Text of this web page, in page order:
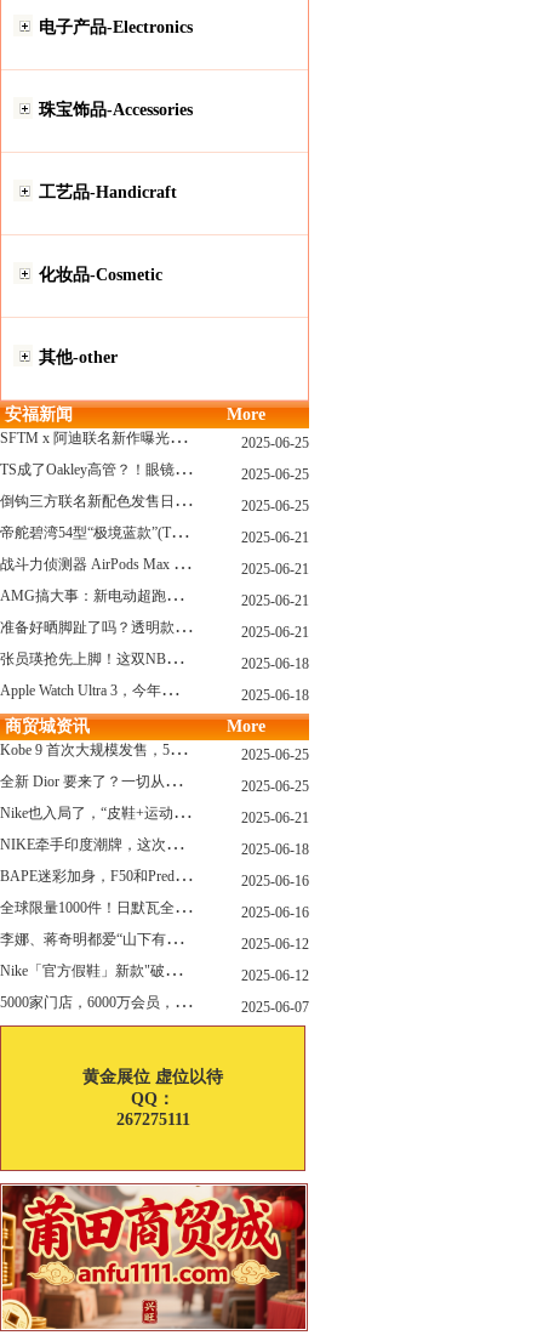
电子产品-Electronics
珠宝饰品-Accessories
工艺品-Handicraft
化妆品-Cosmetic
其他-other
安福新闻 More
S
FTM x 阿迪联名新作曝光，「超薄底」风格才是今年最大黑马？ 2025-06-25
T
S成了Oakley高管？！眼镜圈要变天了 2025-06-25
倒
钩三方联名新配色发售日确认，Travis Scott x Chase B 即将登场！ 2025-06-25
帝
舵碧湾54型“极境蓝款”(TUDOR Black Bay 54) 2025-06-21
战
斗力侦测器 AirPods Max 保护壳？？ 龙珠Z x CASETiFY 联名系列发布 2025-06-21
A
MG搞大事：新电动超跑模拟V8声浪 2025-06-21
准
备好晒脚趾了吗？透明款 AF1 要回归了 2025-06-21
张
员瑛抢先上脚！这双NB一看就要火 2025-06-18
A
pple Watch Ultra 3，今年秋天真的要来了？ 2025-06-18
商贸城资讯 More
K
obe 9 首次大规模发售，5双科比新款将同时上线！ 2025-06-25
全
新 Dior 要来了？一切从这只托特包开始说起！ 2025-06-25
N
ike也入局了，“皮鞋+运动鞋”风潮，你喜欢哪一款？ 2025-06-21
N
IKE牵手印度潮牌，这次真的不一样 2025-06-18
B
APE迷彩加身，F50和Predator迎来全新联名 2025-06-16
全
球限量1000件！日默瓦全新多功能设计凳来了 2025-06-16
李
娜、蒋奇明都爱“山下有松”！东方美学包袋，为什么引领风向？ 2025-06-12
N
ike「官方假鞋」新款"破防退出游戏"曝光，确认发售 2025-06-12
5
000家门店，6000万会员，30亿“内衣大王”大手笔分红！ 2025-06-07
黄金展位 虚位以待
QQ：
267275111